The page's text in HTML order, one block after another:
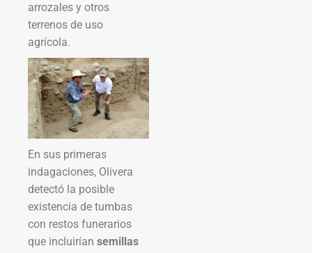
arrozales y otros
terrenos de uso
agrícola.
En sus primeras
indagaciones, Olivera
detectó la posible
existencia de tumbas
con restos funerarios
que incluirían semillas